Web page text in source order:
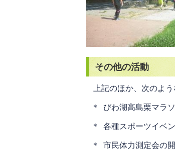
その他の活動
上記のほか、次のよ
＊ びわ湖高島栗マラ
＊ 各種スポーツイベ
＊ 市民体力測定会の